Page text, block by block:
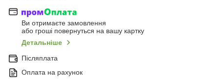
Ви отримаєте замовлення
або гроші повернуться на вашу картку
Детальніше
Післяплата
Оплата на рахунок